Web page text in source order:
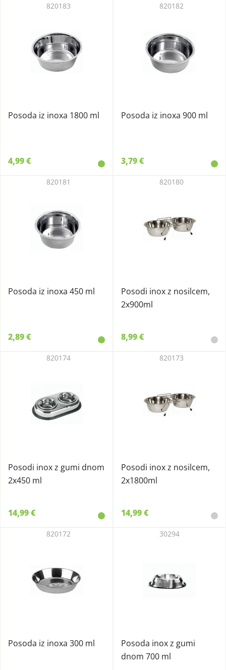
Posoda iz inoxa 1800 ml
820183
4,99 €
Posoda iz inoxa 900 ml
820182
3,79 €
Posoda iz inoxa 450 ml
820181
2,89 €
Posodi inox z nosilcem,
2x900ml
820180
8,99 €
Posodi inox z gumi dnom
2x450 ml
820174
14,99 €
Posodi inox z nosilcem,
2x1800ml
820173
14,99 €
Posoda iz inoxa 300 ml
820172
Posoda inox z gumi
dnom 700 ml
30294